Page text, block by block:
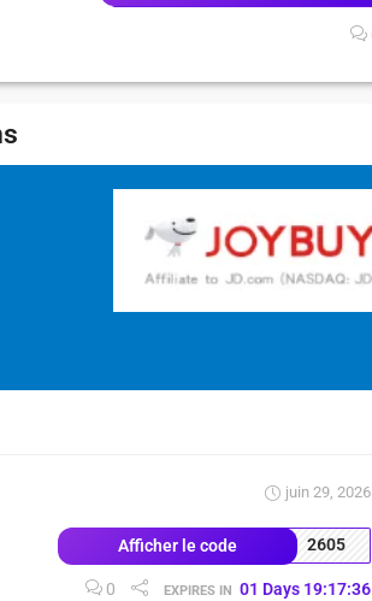
juin 29, 2026
Afficher le code 2605
0 EXPIRES IN 01 Days 19:17:35